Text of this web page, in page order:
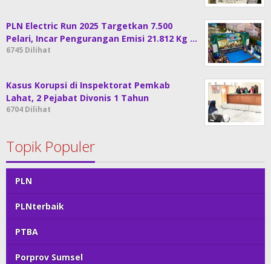
PLN Electric Run 2025 Targetkan 7.500
Pelari, Incar Pengurangan Emisi 21.812 Kg …
6745 Dilihat
Kasus Korupsi di Inspektorat Pemkab
Lahat, 2 Pejabat Divonis 1 Tahun
6704 Dilihat
Topik Populer
PLN
PLNterbaik
PTBA
Porprov Sumsel